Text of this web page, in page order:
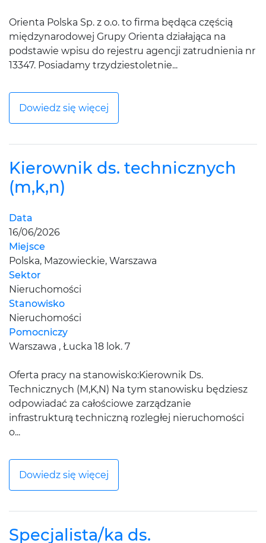
Orienta Polska Sp. z o.o. to firma będąca częścią
międzynarodowej Grupy Orienta działająca na
podstawie wpisu do rejestru agencji zatrudnienia nr
13347. Posiadamy trzydziestoletnie...
Dowiedz się więcej
Kierownik ds. technicznych
(m,k,n)
Data
16/06/2026
Miejsce
Polska, Mazowieckie, Warszawa
Sektor
Nieruchomości
Stanowisko
Nieruchomości
Pomocniczy
Warszawa , Łucka 18 lok. 7
Oferta pracy na stanowisko:Kierownik Ds.
Technicznych (M,K,N) Na tym stanowisku będziesz
odpowiadać za całościowe zarządzanie
infrastrukturą techniczną rozległej nieruchomości
o...
Dowiedz się więcej
Specjalista/ka ds.